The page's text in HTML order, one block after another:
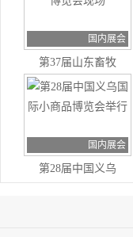
国内展会
第37届山东畜牧
业博览会现场
国内展会
第28届中国义乌
国际小商品博览